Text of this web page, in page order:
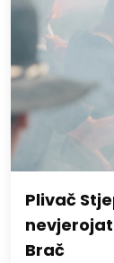
Plivač
Brač